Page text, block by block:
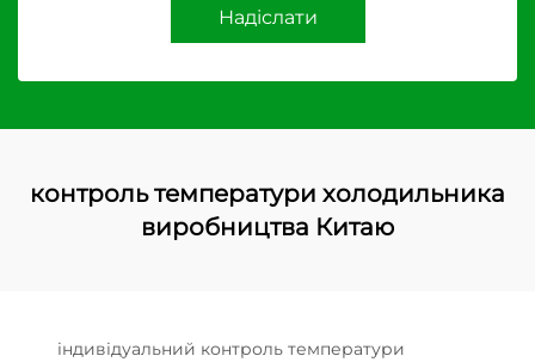
Надіслати
контроль температури холодильника
виробництва Китаю
індивідуальний контроль температури